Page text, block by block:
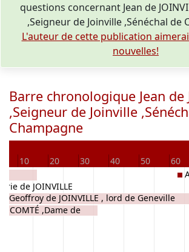
questions concernant Jean de
,Seigneur de Joinville ,Sénéchal de
L'auteur de cette publication
nouvelles!
Barre chronologique Jean de
,Seigneur de Joinville
Champagne
10 20 30 40 50 60
COMTÉ ,Dame de
de JOINVILLE
Geoffroy de JOINVILLE , lord de Geneville